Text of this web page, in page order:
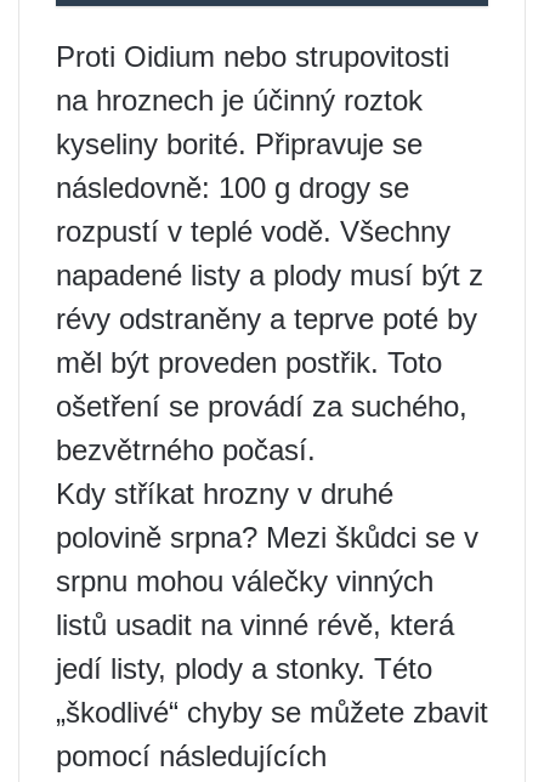
Proti Oidium nebo strupovitosti
na hroznech je účinný roztok
kyseliny borité. Připravuje se
následovně: 100 g drogy se
rozpustí v teplé vodě. Všechny
napadené listy a plody musí být z
révy odstraněny a teprve poté by
měl být proveden postřik. Toto
ošetření se provádí za suchého,
bezvětrného počasí.
Kdy stříkat hrozny v druhé
polovině srpna? Mezi škůdci se v
srpnu mohou válečky vinných
listů usadit na vinné révě, která
jedí listy, plody a stonky. Této
„škodlivé“ chyby se můžete zbavit
pomocí následujících